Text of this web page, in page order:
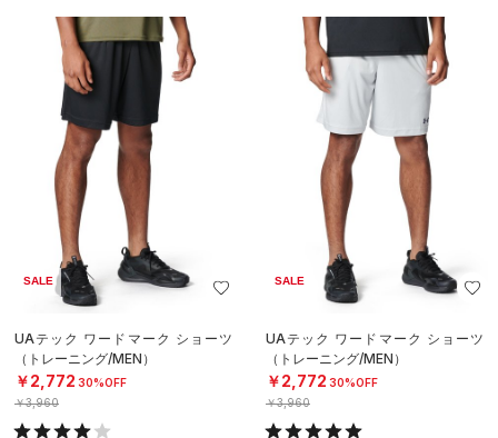
SALE
UAテック ワードマーク ショーツ
（トレーニング/MEN）
￥2,772 30%OFF
￥3,960
SALE
UAテック ワードマーク ショーツ
（トレーニング/MEN）
￥2,772 30%OFF
￥3,960